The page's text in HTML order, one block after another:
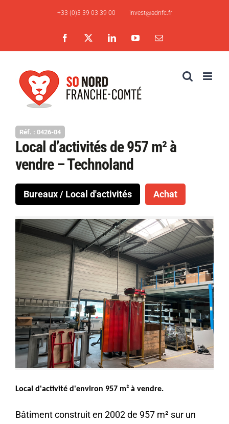
+33 (0)3 39 03 39 00 invest@adnfc.fr
Facebook LinkedInYouTubeEmail
Réf. : 0426-04
Local d’activités de 957 m² à
vendre – Technoland
Bureaux / Local d'activités Achat
Local d'activité d'environ 957 m² à vendre.
Bâtiment construit en 2002 de 957 m² sur un